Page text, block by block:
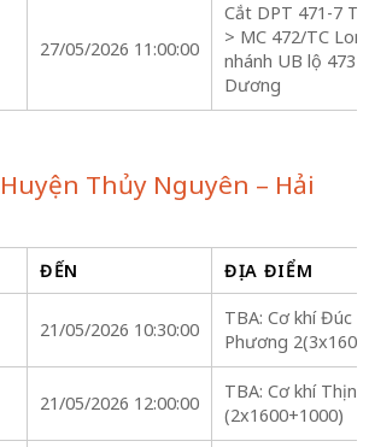
27/05/2026 11:00:00
Cắt DPT 471-7
> MC 472/TC
nhánh UB lộ
Dương
Thủy Nguyên – Hải
ĐẾN ĐỊA ĐIỂM
21/05/2026 10:30:00
TBA: Cơ khí Đúc
Phương
21/05/2026 12:00:00
TBA: Cơ khí
(2x1600+1000)